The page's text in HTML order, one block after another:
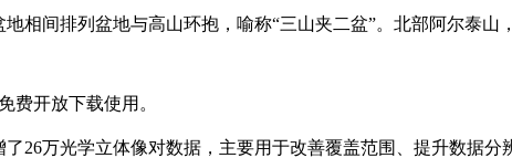
相间排列盆地与高山环抱，喻称“三山夹二盆”。北部阿尔泰山
费开放下载使用。
26万光学立体像对数据，主要用于改善覆盖范围、提升数据分